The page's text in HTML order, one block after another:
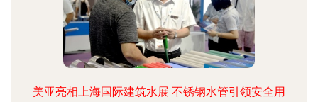
美亚亮相上海国际建筑水展 不锈钢水管引领安全用